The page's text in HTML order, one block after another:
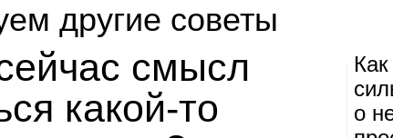
другие советы
смысл
какой‑то
о